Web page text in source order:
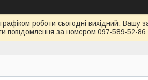
роботи сьогодні вихідний.
повідомлення за номером 097-589-52-86